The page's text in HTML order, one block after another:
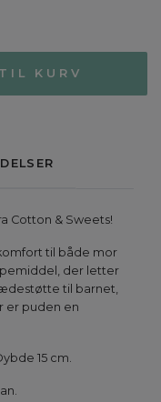
KURV
Cotton & Sweets!
til både mor
der letter
til barnet,
er puden en
15 cm.